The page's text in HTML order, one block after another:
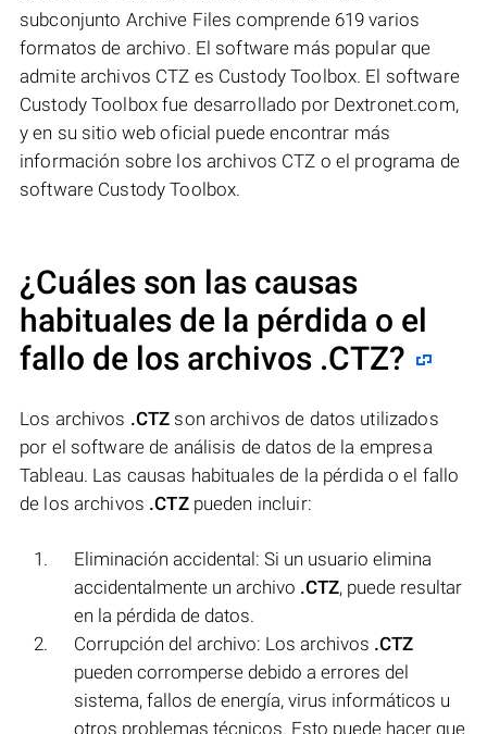
subconjunto Archive Files comprende 619 varios
formatos de archivo. El software más popular que
admite archivos CTZ es Custody Toolbox. El software
Custody Toolbox fue desarrollado por Dextronet.com,
y en su sitio web oficial puede encontrar más
información sobre los archivos CTZ o el programa de
software Custody Toolbox.
¿Cuáles son las causas
habituales de la pérdida o el
fallo de los archivos .CTZ?
Los archivos .CTZ son archivos de datos utilizados
por el software de análisis de datos de la empresa
Tableau. Las causas habituales de la pérdida o el fallo
de los archivos .CTZpueden incluir:
Eliminación accidental: Si un usuario elimina
accidentalmente un archivo .CTZ, puede resultar
en la pérdida de datos.
Corrupción del archivo: Los archivos .CTZ
pueden corromperse debido a errores del
sistema, fallos de energía, virus informáticos u
otros problemas técnicos. Esto puede hacer que